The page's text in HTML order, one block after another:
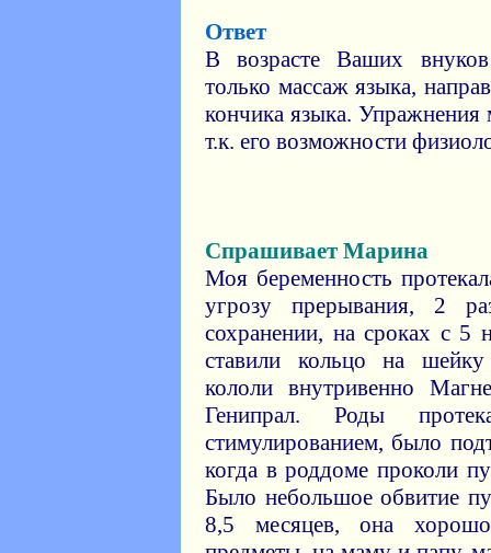
Ответ
В возрасте Ваших
только массаж языка,
кончика языка.
т.к. его возможности
Спрашивает Марина
Моя беременность
угрозу прерывания, 2
сохранении, на сроках с
ставили кольцо на шейку
кололи внутривенно
Генипрал. Роды
стимулированием, было
когда в роддоме проколи
Было небольшое обвитие
8,5 месяцев, она